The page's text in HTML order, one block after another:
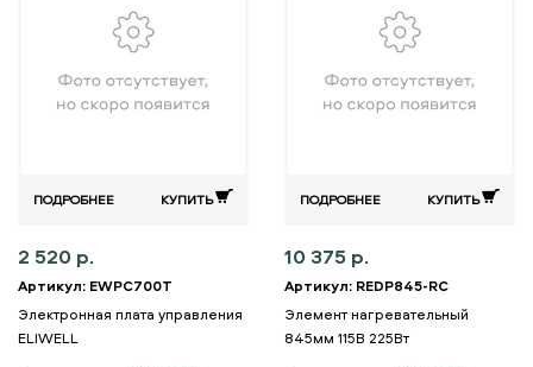
ПОДРОБНЕЕ КУПИТЬ
2 520 р.
Артикул: EWPC700T
Электронная плата управления
ELIWELL
ПОДРОБНЕЕ КУПИТЬ
10 375 р.
Артикул: REDP845-RC
Элемент нагревательный
845мм 115В 225Вт